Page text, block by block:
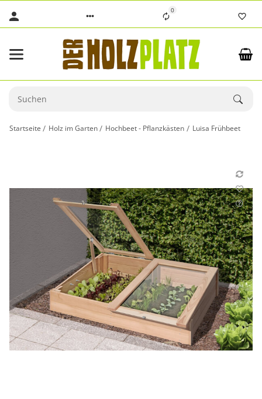
0
Startseite Holz im Garten Hochbeet - Pflanzkästen Luisa Frühbeet